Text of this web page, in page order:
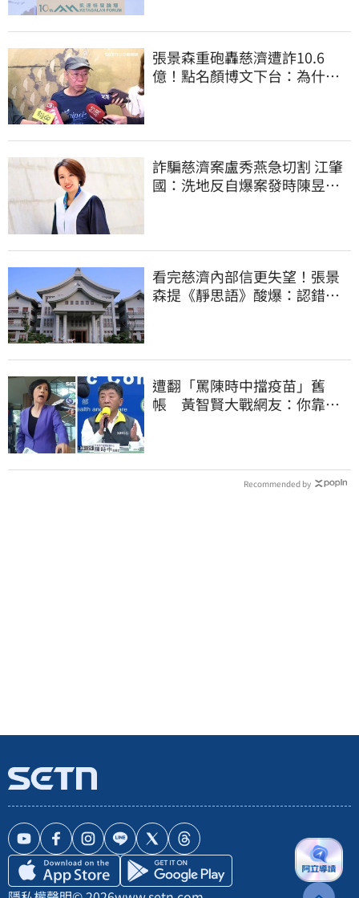
張景森重砲轟慈濟遭詐10.6
億！點名顏博文下台：為什麼
詐騙慈濟案盧秀燕急切割 江肇
國：洗地反自爆案發時陳昱瑄
看完慈濟內部信更失望！張景
森提《靜思語》酸爆：認錯有
遭翻「罵陳時中擋疫苗」舊
帳 黃智賢大戰網友：你靠我
Recommended by